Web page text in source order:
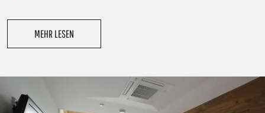
MEHR LESEN